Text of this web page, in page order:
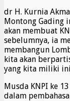
dr H. Kurnia
Montong Gading
akan membuat
sebelumnya, ia
membangun
kita akan
yang kita miliki
Musda KNPI ke
dalam